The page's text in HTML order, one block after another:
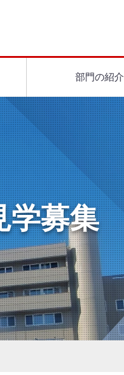
部門の紹介
学募集